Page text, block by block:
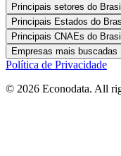
Principais setores do
Principais Estados do
Principais CNAEs do
Empresas mais buscadas
Política de Privacidade
© 2026 Econodata. All